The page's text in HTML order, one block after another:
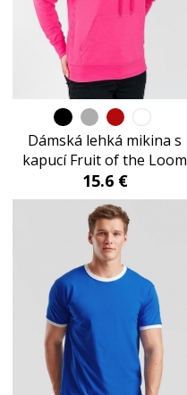
Dámská lehká mikina s
kapucí Fruit of the Loom
15.6 €